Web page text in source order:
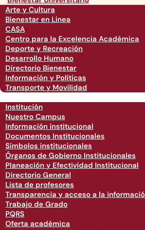
Arte y Cultura
Bienestar en Linea
CASA
Centro para la Excelencia Académica
Deporte y Recreación
Desarrollo Humano
Directorio Bienestar
Información y Políticas
Transporte y Movilidad
Institución
Nuestro Campus
Información institucional
Documentos Institucionales
Símbolos institucionales
Órganos de Gobierno Institucionales
Planeación y Efectividad Institucional
Directorio General
Lista de profesores
Transparencia y acceso a la
Trabajo de Grado
PQRS
Oferta académica